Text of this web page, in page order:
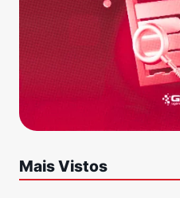
Mais Vistos